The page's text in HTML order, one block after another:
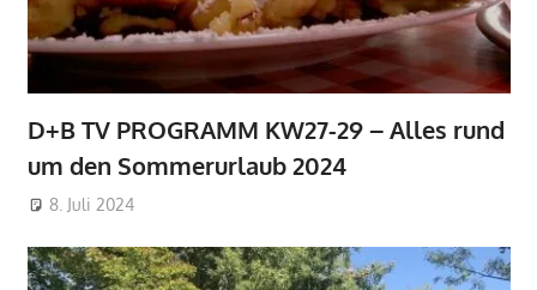
D+B TV PROGRAMM KW27-29 – Alles rund
um den Sommerurlaub 2024
8. Juli 2024